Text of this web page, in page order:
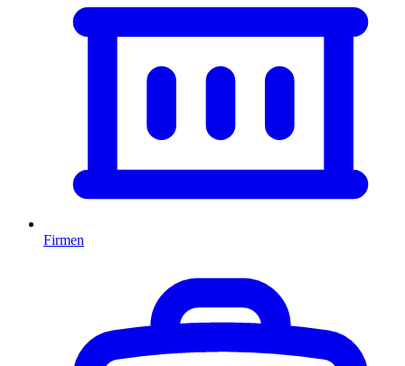
Firmen